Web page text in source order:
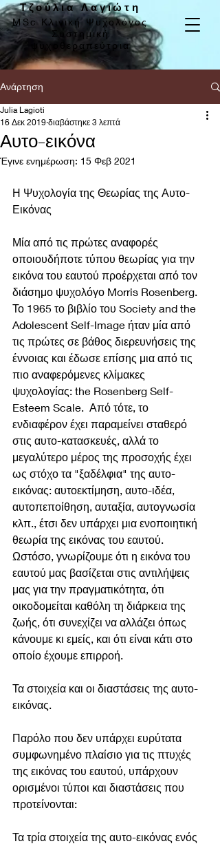
Τζούλια Λαγιώτη
MSc Κλινική Ψυχολόγος
Συστημική
ψυχοθεραπεύτρια
Ανάρτηση
Αυτο-εικόνα
Julia Lagioti
16 Δεκ 2019 διαβάστηκε 3 λεπτά
Έγινε ενημέρωση: 15 Φεβ 2021
Η Ψυχολογία της Θεωρίας της Αυτο-
Εικόνας
Μία από τις πρώτες αναφορές
οποιουδήποτε τύπου θεωρίας για την
εικόνα του εαυτού προέρχεται από τον
διάσημο ψυχολόγο Morris Rosenberg.
Το 1965 το βιβλίο του Society and the
Adolescent Self-Image ήταν μία από
τις πρώτες σε βάθος διερευνήσεις της
έννοιας και έδωσε επίσης μια από τις
πιο αναφερόμενες κλίμακες
ψυχολογίας: the Rosenberg Self-
Esteem Scale.  Από τότε, το
ενδιαφέρον έχει παραμείνει σταθερό
στις αυτο-κατασκευές, αλλά το
μεγαλύτερο μέρος της προσοχής έχει
ως στόχο τα "ξαδέλφια" της αυτο-
εικόνας: αυτοεκτίμηση, αυτο-ιδέα,
αυτοπεποίθηση, αυταξία, αυτογνωσία
κλπ., έτσι δεν υπάρχει μια ενοποιητική
θεωρία της εικόνας του εαυτού.
Ωστόσο, γνωρίζουμε ότι η εικόνα του
εαυτού μας βασίζεται στις αντιλήψεις
μας για την πραγματικότητα, ότι
οικοδομείται καθόλη τη διάρκεια της
ζωής, ότι συνεχίζει να αλλάζει όπως
κάνουμε κι εμείς, και ότι είναι κάτι στο
οποίο έχουμε επιρροή.
Τα στοιχεία και οι διαστάσεις της αυτο-
εικόνας.
Παρόλο που δεν υπάρχει ευρύτατα
συμφωνημένο πλαίσιο για τις πτυχές
της εικόνας του εαυτού, υπάρχουν
ορισμένοι τύποι και διαστάσεις που
προτείνονται:
Τα τρία στοιχεία της αυτο-εικόνας ενός